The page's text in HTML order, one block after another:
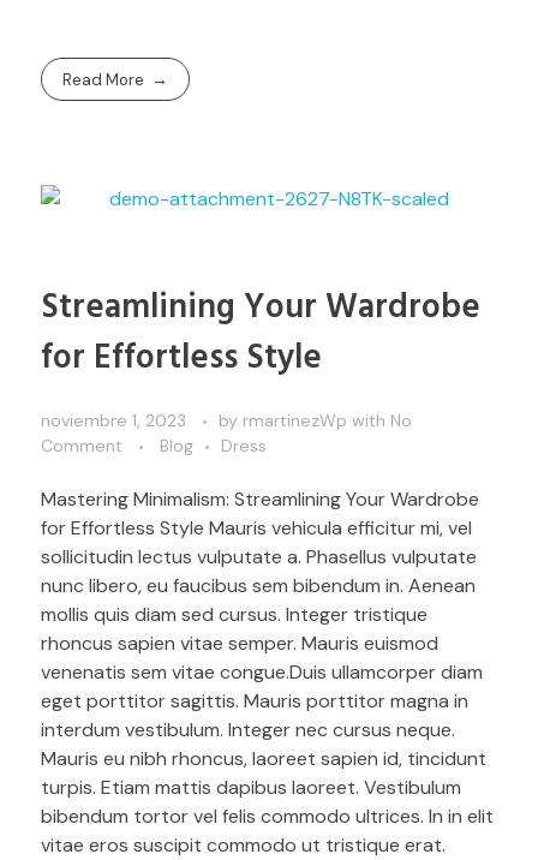
Read More
Streamlining Your Wardrobe
for Effortless Style
noviembre 1, 2023 by rmartinezWp with No
Comment
Blog Dress
Mastering Minimalism: Streamlining Your Wardrobe
for Effortless Style Mauris vehicula efficitur mi, vel
sollicitudin lectus vulputate a. Phasellus vulputate
nunc libero, eu faucibus sem bibendum in. Aenean
mollis quis diam sed cursus. Integer tristique
rhoncus sapien vitae semper. Mauris euismod
venenatis sem vitae congue.Duis ullamcorper diam
eget porttitor sagittis. Mauris porttitor magna in
interdum vestibulum. Integer nec cursus neque.
Mauris eu nibh rhoncus, laoreet sapien id, tincidunt
turpis. Etiam mattis dapibus laoreet. Vestibulum
bibendum tortor vel felis commodo ultrices. In in elit
vitae eros suscipit commodo ut tristique erat.